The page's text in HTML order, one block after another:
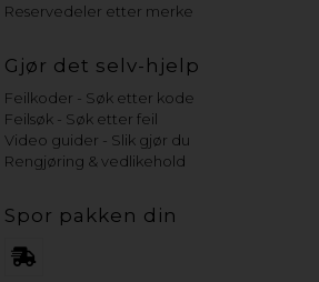
Reservedeler etter merke
Gjør det selv-hjelp
Feilkoder - Søk etter kode
Feilsøk - Søk etter feil
Video guider - Slik gjør du
Rengjøring & vedlikehold
Spor pakken din